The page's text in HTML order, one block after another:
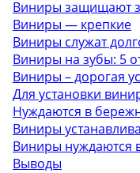
Виниры защищают
Виниры — крепкие
Виниры служат
Виниры на зубы: 5
Виниры – дорогая
Для установки
Нуждаются в
Виниры
Виниры нуждаются
Выводы